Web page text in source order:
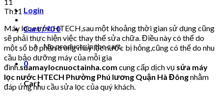
Login
Cart /₫00
No products in the cart.
0
Cart
Th11
Máy lọc nước HTECH,sau một khoảng thời gian sử dụng cũng
sẽ phải thực hiện việc thay thế sửa chữa. Điều này có thể do
một số bộ phận trong máy lọc nước bị hỏng,cũng có thể do nhu
cầu bảo dưỡng máy của mỗi gia
đình.suamaylocnuoctainha.com cung cấp dịch vụ sửa máy
lọc nước HTECH Phường Phú lương Quận Hà Đôngnhằm
đáp ứng nhu cầu sửa lọc của quý khách.